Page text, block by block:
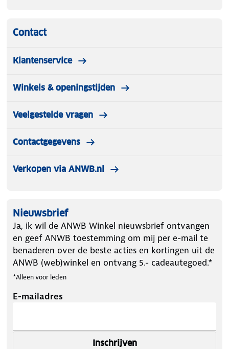
Contact
Klantenservice
Winkels & openingstijden
Veelgestelde vragen
Contactgegevens
Verkopen via ANWB.nl
Nieuwsbrief
Ja, ik wil de ANWB Winkel nieuwsbrief ontvangen
en geef ANWB toestemming om mij per e-mail te
benaderen over de beste acties en kortingen uit de
ANWB (web)winkel en ontvang 5.- cadeautegoed.*
*Alleen voor leden
E-mailadres
Inschrijven